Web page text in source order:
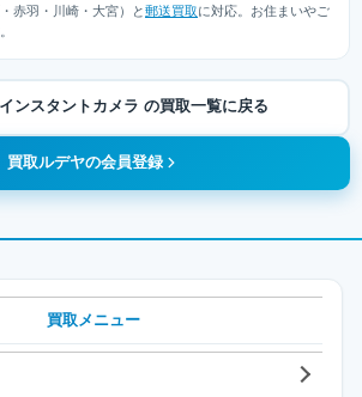
赤羽・川崎・大宮）と郵送買取に対応。お住まいやご
ンスタントカメラ の買取一覧に戻る
買取ルデヤの会員登録
買取メニュー